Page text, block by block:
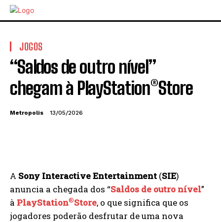
JOGOS
“Saldos de outro nível”
chegam à PlayStation®Store
Metropolis 13/05/2026
A Sony Interactive Entertainment (SIE)
anuncia a chegada dos “Saldos de outro nível”
à PlayStation®Store, o que significa que os
jogadores poderão desfrutar de uma nova